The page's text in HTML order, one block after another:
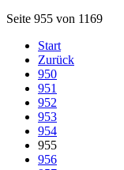
Seite 955 von 1169
Start
Zurück
950
951
952
953
954
955
956